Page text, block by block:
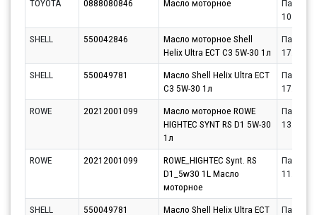
TOYOTA 0888080846 Масло моторное
Партнёр
SHELL
550042846
Масло моторное Shell
Helix Ultra ECT C3 5W-30 1л
Партнёр
SHELL
550049781
Масло Shell Helix Ultra ECT
C3 5W-30 1л
Партнёр
ROWE
20212001099
Масло моторное ROWE
HIGHTEC SYNT RS D1 5W-30
1л
Партнёр
ROWE 20212001099
ROWE_HIGHTEC Synt. RS
D1_5w30 1L Масло
моторное
Партнёр
SHELL 550049781 Масло Shell Helix Ultra ECT Партнёр